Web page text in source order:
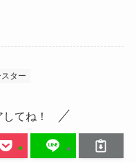
ター
てね！